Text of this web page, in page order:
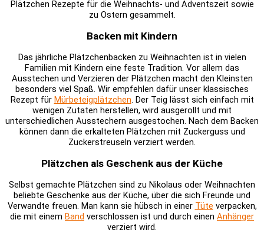
Plätzchen Rezepte für die Weihnachts- und Adventszeit sowie
zu Ostern gesammelt.
Backen mit Kindern
Das jährliche Plätzchenbacken zu Weihnachten ist in vielen
Familien mit Kindern eine feste Tradition. Vor allem das
Ausstechen und Verzieren der Plätzchen macht den Kleinsten
besonders viel Spaß. Wir empfehlen dafür unser klassisches
Rezept für Mürbeteigplätzchen. Der Teig lässt sich einfach mit
wenigen Zutaten herstellen, wird ausgerollt und mit
unterschiedlichen Ausstechern ausgestochen. Nach dem Backen
können dann die erkalteten Plätzchen mit Zuckerguss und
Zuckerstreuseln verziert werden.
Plätzchen als Geschenk aus der Küche
Selbst gemachte Plätzchen sind zu Nikolaus oder Weihnachten
beliebte Geschenke aus der Küche, über die sich Freunde und
Verwandte freuen. Man kann sie hübsch in einer Tüte verpacken,
die mit einem Band verschlossen ist und durch einen Anhänger
verziert wird.